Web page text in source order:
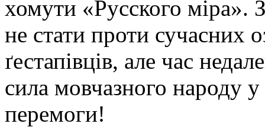
хомути «Русского міра».
не стати проти сучасних
ґестапівців, але час
сила мовчазного народу
перемоги!